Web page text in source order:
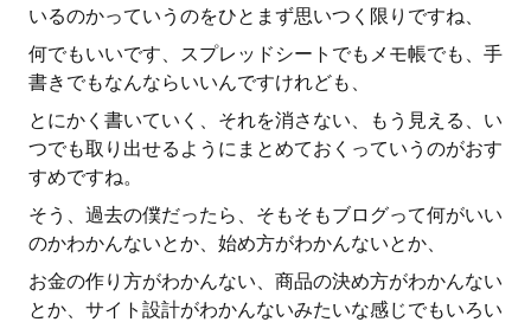
いるのかっていうのをひとまず思いつく限りですね、
何でもいいです、スプレッドシートでもメモ帳でも、手
書きでもなんならいいんですけれども、
とにかく書いていく、それを消さない、もう見える、い
つでも取り出せるようにまとめておくっていうのがおす
すめですね。
そう、過去の僕だったら、そもそもブログって何がいい
のかわかんないとか、始め方がわかんないとか、
お金の作り方がわかんない、商品の決め方がわかんない
とか、サイト設計がわかんないみたいな感じでもいろい